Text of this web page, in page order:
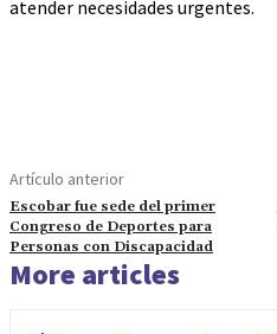
atender necesidades urgentes.
Artículo anterior
Escobar fue sede del primer
Congreso de Deportes para
Personas con Discapacidad
More articles